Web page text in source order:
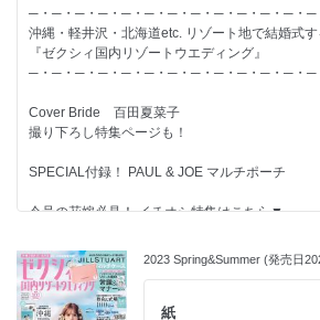
◆リゾート婚 お役立ちリアルVOICE105
◆地元婚・海外婚・リゾート婚の違いって？
◆ゲスト費用負担 “超細か明細”全部見せ
◆Resort Dress Style20
◆癒やしのアニマルRESORT WEDDING
その後の人生がずっと幸せになることを応援して
─・─・─・─・─・─・─・─・─・─・─・─・─
沖縄・軽井沢・北海道etc. リゾート地で結婚式す
『ゼクシィ国内リゾートウエディング』
─・─・─・─・─・─・─・─・─・─・─・─・─
Cover Bride 百田夏菜子
撮り下ろし特集ページも！
SPECIAL付録！ PAUL & JOE マルチポーチ
今号の花嫁必見！ イチオシ特集はこちら▼
リゾート婚するなら まず知っておくべきこと
【別冊付録】-------------------------
2023 Spring&Summer (発売日
紙